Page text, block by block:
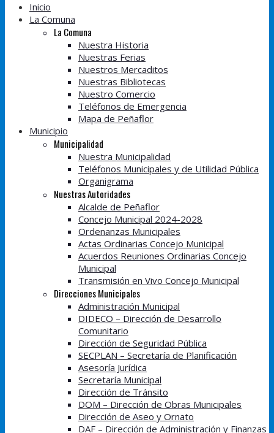
Inicio
La Comuna
La Comuna
Nuestra Historia
Nuestras Ferias
Nuestros Mercaditos
Nuestras Bibliotecas
Nuestro Comercio
Teléfonos de Emergencia
Mapa de Peñaflor
Municipio
Municipalidad
Nuestra Municipalidad
Teléfonos Municipales y de Utilidad Pública
Organigrama
Nuestras Autoridades
Alcalde de Peñaflor
Concejo Municipal 2024-2028
Ordenanzas Municipales
Actas Ordinarias Concejo Municipal
Acuerdos Reuniones Ordinarias Concejo
Municipal
Transmisión en Vivo Concejo Municipal
Direcciones Municipales
Administración Municipal
DIDECO – Dirección de Desarrollo
Comunitario
Dirección de Seguridad Pública
SECPLAN – Secretaría de Planificación
Asesoría Jurídica
Secretaría Municipal
Dirección de Tránsito
DOM – Dirección de Obras Municipales
Dirección de Aseo y Ornato
DAF – Dirección de Administración y Finanzas